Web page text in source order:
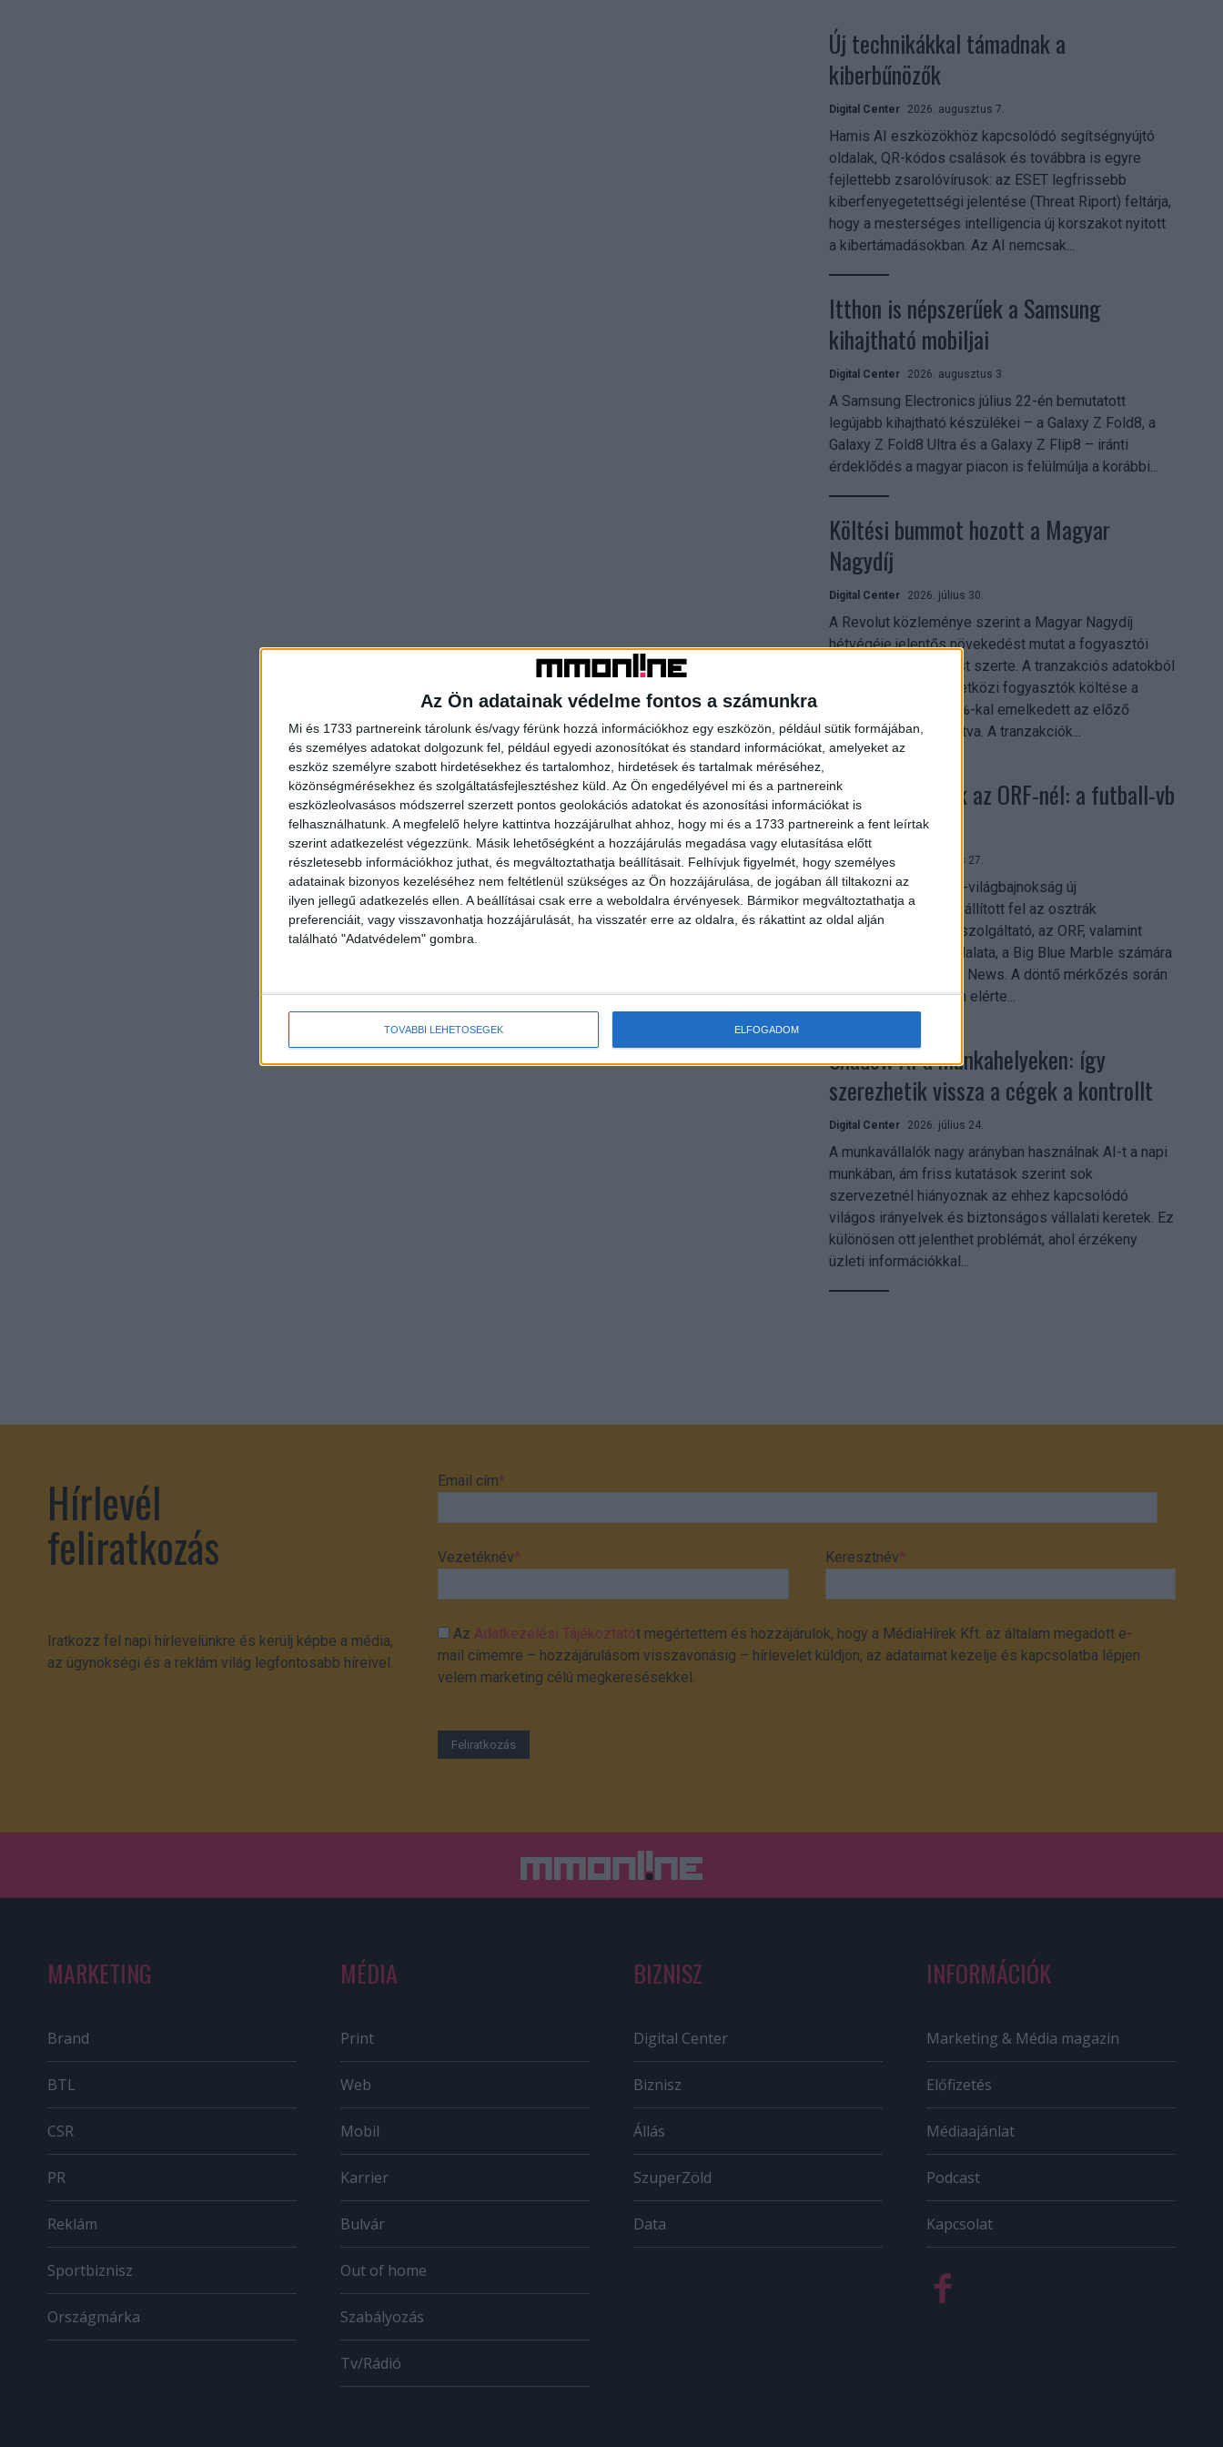
Az Ön adatainak védelme fontos a számunkra
Mi és 1733 partnereink tárolunk és/vagy férünk hozzá információkhoz egy eszközön, például sütik formájában,
és személyes adatokat dolgozunk fel, például egyedi azonosítókat és standard információkat, amelyeket az
eszköz személyre szabott hirdetésekhez és tartalomhoz, hirdetések és tartalmak méréséhez,
közönségmérésekhez és szolgáltatásfejlesztéshez küld. Az Ön engedélyével mi és a partnereink
eszközleolvasásos módszerrel szerzett pontos geolokációs adatokat és azonosítási információkat is
felhasználhatunk. A megfelelő helyre kattintva hozzájárulhat ahhoz, hogy mi és a 1733 partnereink a fent leírtak
szerint adatkezelést végezzünk. Másik lehetőségként a hozzájárulás megadása vagy elutasítása előtt
részletesebb információkhoz juthat, és megváltoztathatja beállításait. Felhívjuk figyelmét, hogy személyes
adatainak bizonyos kezeléséhez nem feltétlenül szükséges az Ön hozzájárulása, de jogában áll tiltakozni az
ilyen jellegű adatkezelés ellen. A beállításai csak erre a weboldalra érvényesek. Bármikor megváltoztathatja a
preferenciáit, vagy visszavonhatja hozzájárulását, ha visszatér erre az oldalra, és rákattint az oldal alján
található "Adatvédelem" gombra.
TOVÁBBI LEHETŐSÉGEK ELFOGADOM
Új technikákkal támadnak a
kiberbűnözők
Digital Center 2026. augusztus 7.
Hamis AI eszközökhöz kapcsolódó segítségnyújtó
oldalak, QR-kódos csalások és továbbra is egyre
fejlettebb zsarolóvírusok: az ESET legfrissebb
kiberfenyegetettségi jelentése (Threat Riport) feltárja,
hogy a mesterséges intelligencia új korszakot nyitott
a kibertámadásokban. Az AI nemcsak...
Itthon is népszerűek a Samsung
kihajtható mobiljai
Digital Center 2026. augusztus 3.
A Samsung Electronics július 22-én bemutatott
legújabb kihajtható készülékei – a Galaxy Z Fold8, a
Galaxy Z Fold8 Ultra és a Galaxy Z Flip8 – iránti
érdeklődés a magyar piacon is felülmúlja a korábbi...
Költési bummot hozott a Magyar
Nagydíj
Digital Center 2026. július 30.
A Revolut közleménye szerint a Magyar Nagydíj
hétvégéje jelentős növekedést mutat a fogyasztói
aktivitásban Budapest szerte. A tranzakciós adatokból
kiderül, hogy a nemzetközi fogyasztók költése a
versenyhétvégén 26%-kal emelkedett az előző
hétvégéhez viszonyítva. A tranzakciók...
Rekordok dőltek az ORF-nél: a futball-vb
mindent vitt
Digital Center 2026. július 27.
A 2026-os labdarúgó-világbajnokság új
streamingrekordokat állított fel az osztrák
közszolgálati műsorszolgáltató, az ORF, valamint
technológiai leányvállalata, a Big Blue Marble számára
– írja a Broadband TV News. A döntő mérkőzés során
az átlagos nézőszám elérte...
Shadow AI a munkahelyeken: így
szerezhetik vissza a cégek a kontrollt
Digital Center 2026. július 24.
A munkavállalók nagy arányban használnak AI-t a napi
munkában, ám friss kutatások szerint sok
szervezetnél hiányoznak az ehhez kapcsolódó
világos irányelvek és biztonságos vállalati keretek. Ez
különösen ott jelenthet problémát, ahol érzékeny
üzleti információkkal...
Hírlevél
feliratkozás
Iratkozz fel napi hírlevelünkre és kerülj képbe a média,
az ügynökségi és a reklám világ legfontosabb híreivel.
Email cím*
Vezetéknév* Keresztnév*
AzAdatkezelési Tájékoztatót megértettem és hozzájárulok, hogy a MédiaHírek Kft. az általam megadott e-
mail címemre – hozzájárulásom visszavonásig – hírlevelet küldjön, az adataimat kezelje és kapcsolatba lépjen
velem marketing célú megkeresésekkel.
MARKETING
Brand
BTL
CSR
PR
Reklám
Sportbiznisz
Országmárka
MÉDIA
Print
Web
Mobil
Karrier
Bulvár
Out of home
Szabályozás
Tv/Rádió
BIZNISZ
Digital Center
Biznisz
Állás
SzuperZöld
Data
INFORMÁCIÓK
Marketing & Média magazin
Előfizetés
Médiaajánlat
Podcast
Kapcsolat